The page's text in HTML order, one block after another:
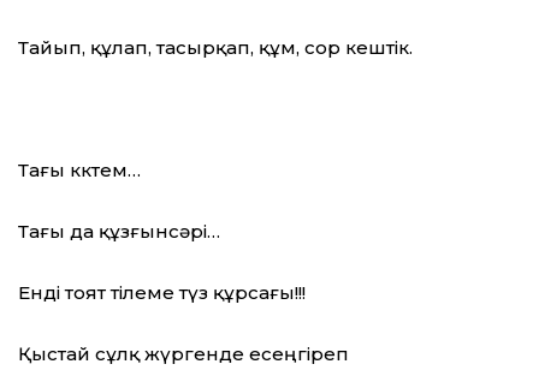
Тайып, құлап, тасырқап, құм, сор кештік.
Тағы көктем…
Тағы да құзғынсәрі…
Енді тоят тілеме түз құрсағы!!!
Қыстай сұлқ жүргенде есеңгіреп